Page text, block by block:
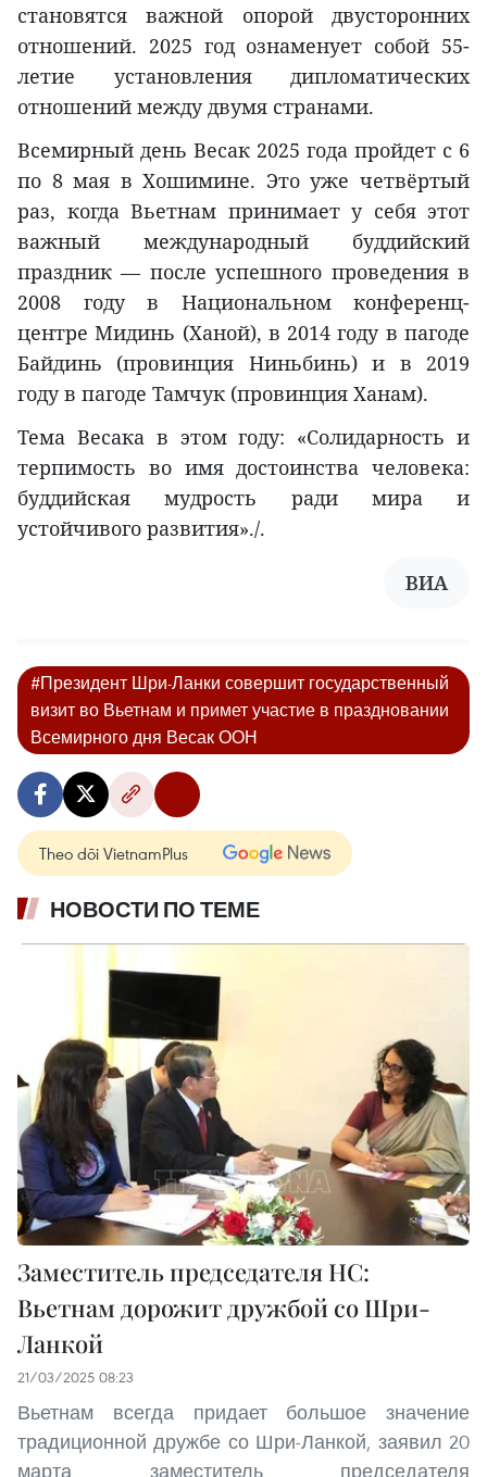
становятся важной опорой двусторонних
отношений. 2025 год ознаменует собой 55-
летие установления дипломатических
отношений между двумя странами.
Всемирный день Весак 2025 года пройдет с 6
по 8 мая в Хошимине. Это уже четвёртый
раз, когда Вьетнам принимает у себя этот
важный международный буддийский
праздник — после успешного проведения в
2008 году в Национальном конференц-
центре Мидинь (Ханой), в 2014 году в пагоде
Байдинь (провинция Ниньбинь) и в 2019
году в пагоде Тамчук (провинция Ханам).
Тема Весака в этом году: «Солидарность и
терпимость во имя достоинства человека:
буддийская мудрость ради мира и
устойчивого развития»./.
ВИА
#Президент Шри-Ланки совершит государственный
визит во Вьетнам и примет участие в праздновании
Всемирного дня Весак ООН
Theo dõi VietnamPlus
НОВОСТИ ПО ТЕМЕ
Заместитель председателя НС:
Вьетнам дорожит дружбой со Шри-
Ланкой
21/03/2025 08:23
Вьетнам всегда придает большое значение
традиционной дружбе со Шри-Ланкой, заявил 20
марта заместитель председателя